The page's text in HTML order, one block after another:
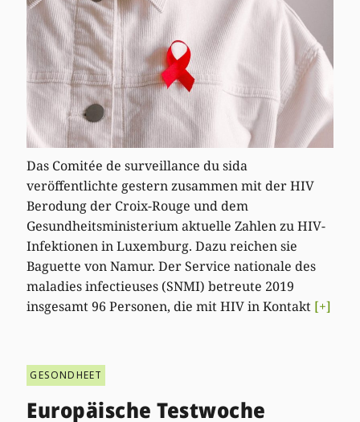
Das Comitée de surveillance du sida
veröffentlichte gestern zusammen mit der HIV
Berodung der Croix-Rouge und dem
Gesundheitsministerium aktuelle Zahlen zu HIV-
Infektionen in Luxemburg. Dazu reichen sie
Baguette von Namur. Der Service nationale des
maladies infectieuses (SNMI) betreute 2019
insgesamt 96 Personen, die mit HIV in Kontakt [+]
GESONDHEET
Europäische Testwoche